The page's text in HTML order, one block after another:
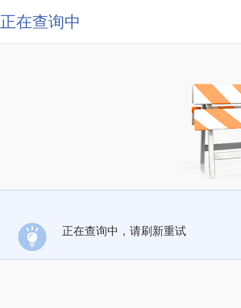
正在查询中
正在查询中，请刷新重试